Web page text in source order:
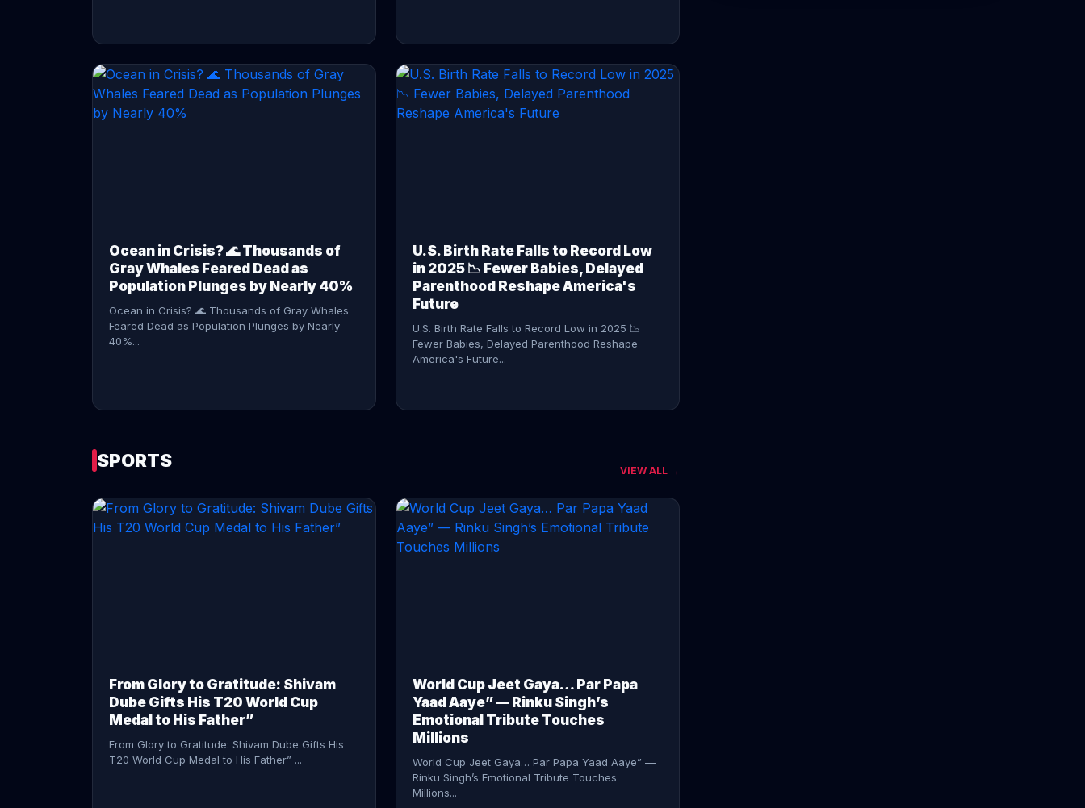
Ocean in Crisis? 🌊 Thousands of
Gray Whales Feared Dead as
Population Plunges by Nearly 40%
Ocean in Crisis? 🌊 Thousands of Gray Whales
Feared Dead as Population Plunges by Nearly
40%...
U.S. Birth Rate Falls to Record Low
in 2025 📉 Fewer Babies, Delayed
Parenthood Reshape America's
Future
U.S. Birth Rate Falls to Record Low in 2025 📉
Fewer Babies, Delayed Parenthood Reshape
America's Future...
CONTINUE READING →
SPORTS VIEW ALL →
From Glory to Gratitude: Shivam
Dube Gifts His T20 World Cup
Medal to His Father”
From Glory to Gratitude: Shivam Dube Gifts His
T20 World Cup Medal to His Father” ...
World Cup Jeet Gaya… Par Papa
Yaad Aaye” — Rinku Singh’s
Emotional Tribute Touches
Millions
World Cup Jeet Gaya… Par Papa Yaad Aaye” —
Rinku Singh’s Emotional Tribute Touches
Millions...